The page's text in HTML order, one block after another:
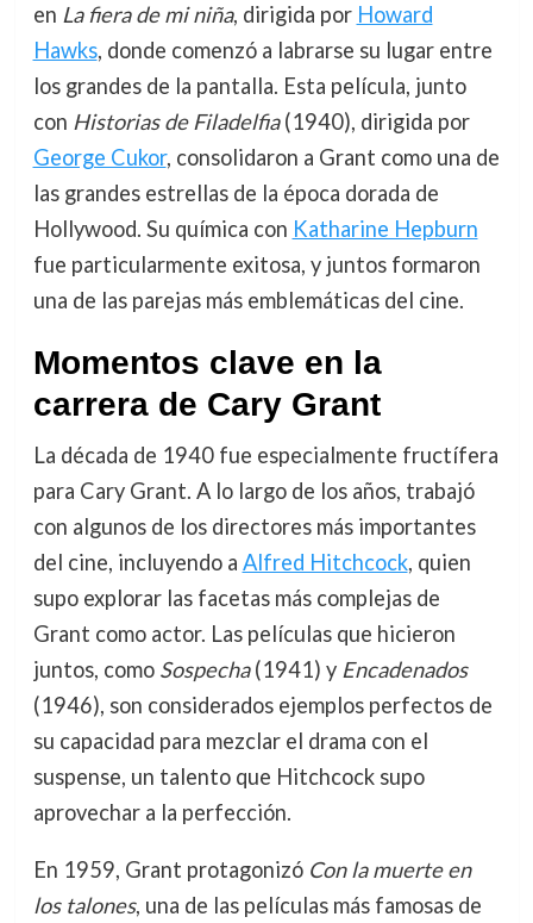
en La fiera de mi niña, dirigida por Howard
Hawks, donde comenzó a labrarse su lugar entre
los grandes de la pantalla. Esta película, junto
con Historias de Filadelfia(1940), dirigida por
George Cukor, consolidaron a Grant como una de
las grandes estrellas de la época dorada de
Hollywood. Su química con Katharine Hepburn
fue particularmente exitosa, y juntos formaron
una de las parejas más emblemáticas del cine.
Momentos clave en la
carrera de Cary Grant
La década de 1940 fue especialmente fructífera
para Cary Grant. A lo largo de los años, trabajó
con algunos de los directores más importantes
del cine, incluyendo a Alfred Hitchcock, quien
supo explorar las facetas más complejas de
Grant como actor. Las películas que hicieron
juntos, como Sospecha(1941) y Encadenados
(1946), son considerados ejemplos perfectos de
su capacidad para mezclar el drama con el
suspense, un talento que Hitchcock supo
aprovechar a la perfección.
En 1959, Grant protagonizó Con la muerte en
los talones, una de las películas más famosas de